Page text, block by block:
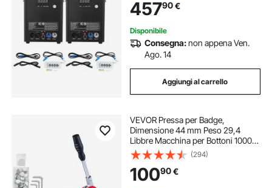
45790€
Disponibile
Consegna:non appena Ven.
Ago. 14
Aggiungi al carrello
VEVOR Pressa per Badge,
Dimensione 44 mm Peso 29,4
Libbre Macchina per Bottoni 1000
Pezzi Macchina per Punzonatrice
con Impugnatura Intuitiva per Spille,
Cravatte, Portachiavi, Apribottiglie,
ecc.
(294)
10090€